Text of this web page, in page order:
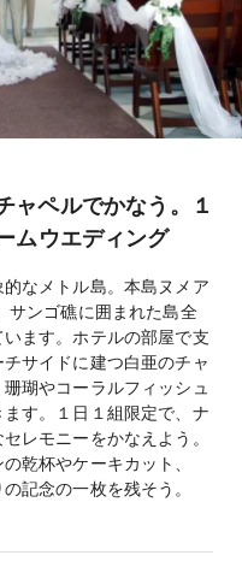
ャペルでかなう。１
ムウエディング
なメトル島。本島ヌメア
サンゴ礁に囲まれた島全
ます。ホテルの部屋で支
サイドに建つ白亜のチャ
瑚やコーラルフィッシュ
す。１日１組限定で、ナ
レモニーをかなえよう。
乾杯やケーキカット、
記念の一枚を残そう。